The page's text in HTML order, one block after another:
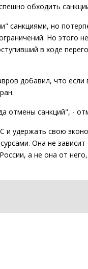
обходить
санкциями, но
Но этого
в ходе
добавил, что если
отмены санкций", -
удержать свою
Она не
а не она от